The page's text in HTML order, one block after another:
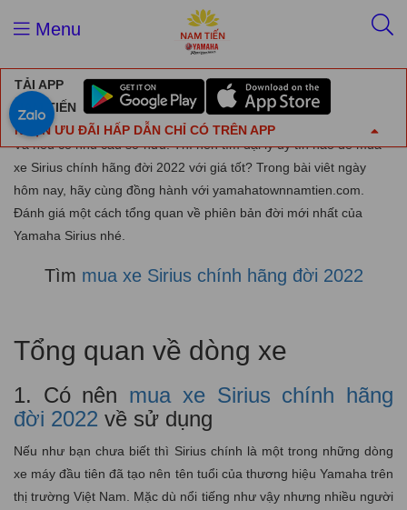
Menu
TẢI APP
NAM TIẾN
NHẬN ƯU ĐÃI HẤP DẪN CHỈ CÓ TRÊN APP
Tìm mua xe Sirius chính hãng đời 2022
18/10/2022 Tin tức
Và nếu có nhu cầu sở hữu. Thì nên tìm đại lý uy tín nào để mua
xe Sirius chính hãng đời 2022 với giá tốt? Trong bài viêt ngày
hôm nay, hãy cùng đồng hành với yamahatownnamtien.com.
Đánh giá một cách tổng quan về phiên bản đời mới nhất của
Yamaha Sirius nhé.
Tìm mua xe Sirius chính hãng đời 2022
Tổng quan về dòng xe
1. Có nên mua xe Sirius chính hãng
đời 2022 về sử dụng
Nếu như bạn chưa biết thì Sirius chính là một trong những dòng
xe máy đầu tiên đã tạo nên tên tuổi của thương hiệu Yamaha trên
thị trường Việt Nam. Mặc dù nổi tiếng như vậy nhưng nhiều người